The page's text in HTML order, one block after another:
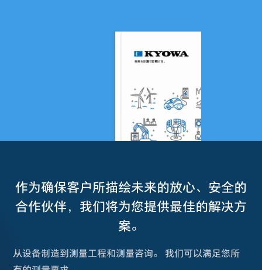
作为确保客户所描绘未来的放心、安全的
合作伙伴，我们将为您提供最佳的解决方
案。
从设备制造到测量工程和测量咨询。 我们可以满足您所